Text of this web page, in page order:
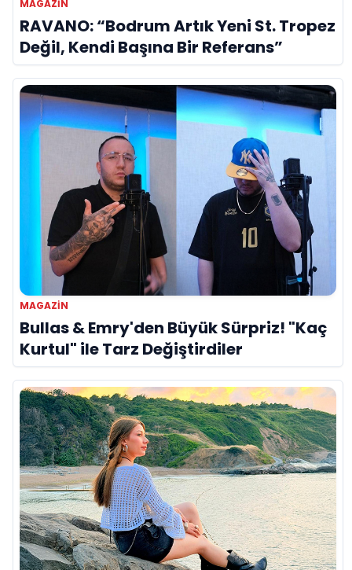
MAGAZİN
RAVANO: “Bodrum Artık Yeni St. Tropez
Değil, Kendi Başına Bir Referans”
MAGAZİN
Bullas & Emry'den Büyük Sürpriz! "Kaç
Kurtul" ile Tarz Değiştirdiler